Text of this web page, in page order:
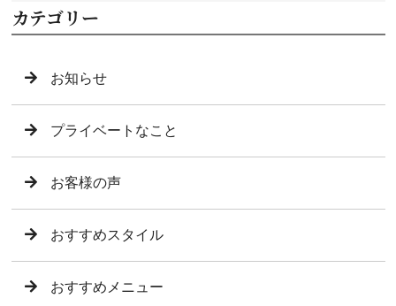
カテゴリー
お知らせ
プライベートなこと
お客様の声
おすすめスタイル
おすすめメニュー